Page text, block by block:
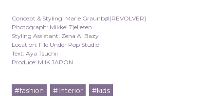
Concept & Styling: Marie Graunbøl[REVOLVER]
Photograph: Mikkel Tjellesen
Styling Assistant: Zena Al Bazy
Location: File Under Pop Studio
Text: Aya Tsuchii
Produce: MilK JAPON
#fashion #Interior #kids